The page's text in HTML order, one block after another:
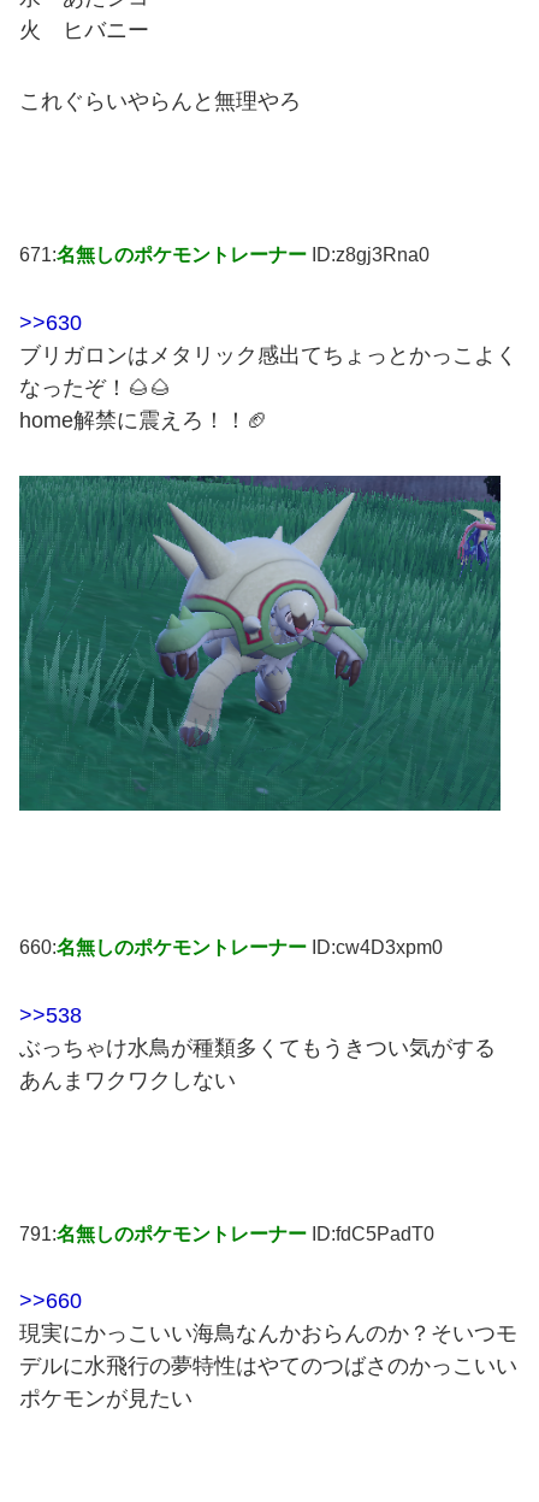
火 ヒバニー
これぐらいやらんと無理やろ
671:名無しのポケモントレーナー ID:z8gj3Rna0
>>630
ブリガロンはメタリック感出てちょっとかっこよく
なったぞ！🌰🌰
home解禁に震えろ！！🏈
660:名無しのポケモントレーナー ID:cw4D3xpm0
>>538
ぶっちゃけ水鳥が種類多くてもうきつい気がする
あんまワクワクしない
791:名無しのポケモントレーナー ID:fdC5PadT0
>>660
現実にかっこいい海鳥なんかおらんのか？そいつモ
デルに水飛行の夢特性はやてのつばさのかっこいい
ポケモンが見たい